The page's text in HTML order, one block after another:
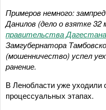
Примеров немного:
Данилов (дело о взятке
правительства Дагестана
Замгубернатора
(мошенничество) успел
ранение.
В Ленобласти уже уходили
процессуальных этапах.